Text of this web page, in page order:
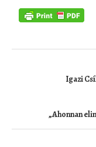
Igazi
„Ahonnan